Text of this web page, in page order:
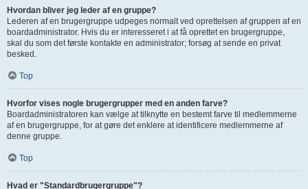
Hvordan bliver jeg leder af en gruppe?
Lederen af en brugergruppe udpeges normalt ved oprettelsen af gruppen af en
boardadministrator. Hvis du er interesseret i at få oprettet en brugergruppe,
skal du som det første kontakte en administrator; forsøg at sende en privat
besked.
Top
Hvorfor vises nogle brugergrupper med en anden farve?
Boardadministratoren kan vælge at tilknytte en bestemt farve til medlemmerne
af en brugergruppe, for at gøre det enklere at identificere medlemmerne af
denne gruppe.
Top
Hvad er "Standardbrugergruppe"?